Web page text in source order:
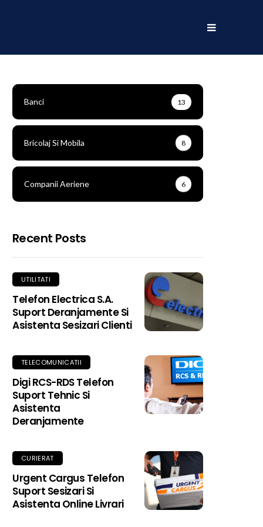
Banci 13
Bricolaj Si Mobila 8
Companii Aeriene 6
Recent Posts
UTILITATI
Telefon Electrica S.A.
Suport Deranjamente Si
Asistenta Sesizari Clienti
TELECOMUNICATII
Digi RCS-RDS Telefon
Suport Tehnic Si
Asistenta
Deranjamente
CURIERAT
Urgent Cargus Telefon
Suport Sesizari Si
Asistenta Online Livrari